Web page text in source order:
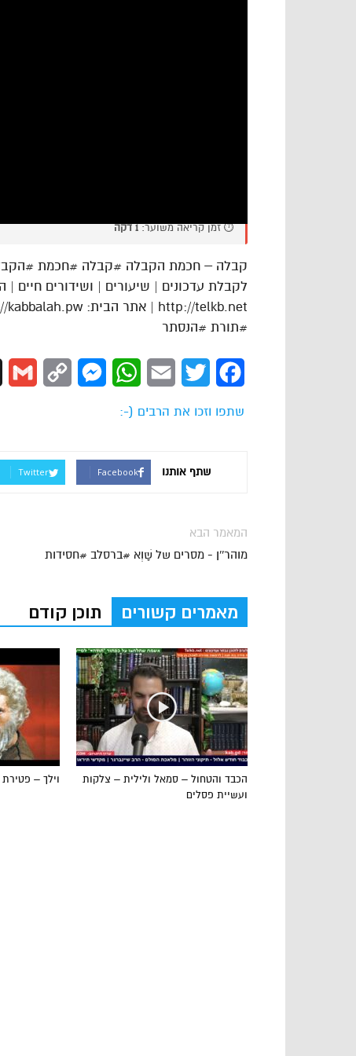
⏱️ זמן קריאה משוער:1 דקה
קבלה – חכמת הקבלה #קבלה #חכמת
לקבלת עדכונים | שיעורים | ושידורים חיים |
http://telkb.net | אתר הבית: https://kabbalah.pw | פייסבוק: https://bit.ly/3JVlHvk
#תורת #הנסתר
Facebook
Twitter
Email
WhatsApp
Messenger
Copy
שתפו וזכו את הרבים (-:
שתף אותנו Facebook
Twitter
המאמר הבא
מוהר''ן - מסרים של שָּׁוְא #ברסלב #חסידות
מאמרים קשורים תוכן קודם
וילך –
הכבד והטחול – סמאל ולילית – צלקות
ועשיית פסלים